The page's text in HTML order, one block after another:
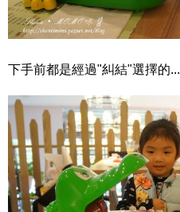
下手前都是經過"糾結"選擇的...